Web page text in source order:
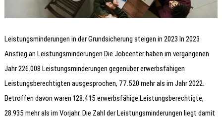
Leistungsminderungen in der Grundsicherung steigen in 2023 In 2023
Anstieg an Leistungsminderungen Die Jobcenter haben im vergangenen
Jahr 226.008 Leistungsminderungen gegenüber erwerbsfähigen
Leistungsberechtigten ausgesprochen, 77.520 mehr als im Jahr 2022.
Betroffen davon waren 128.415 erwerbsfähige Leistungsberechtigte,
28.935 mehr als im Vorjahr. Die Zahl der Leistungsminderungen liegt damit